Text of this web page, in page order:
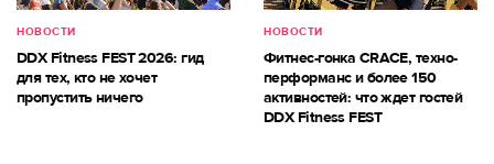
НОВОСТИ
DDX Fitness FEST 2026: гид
для тех, кто не хочет
пропустить ничего
НОВОСТИ
Фитнес-гонка CRACE, техно-
перформанс и более 150
активностей: что ждет гостей
DDX Fitness FEST